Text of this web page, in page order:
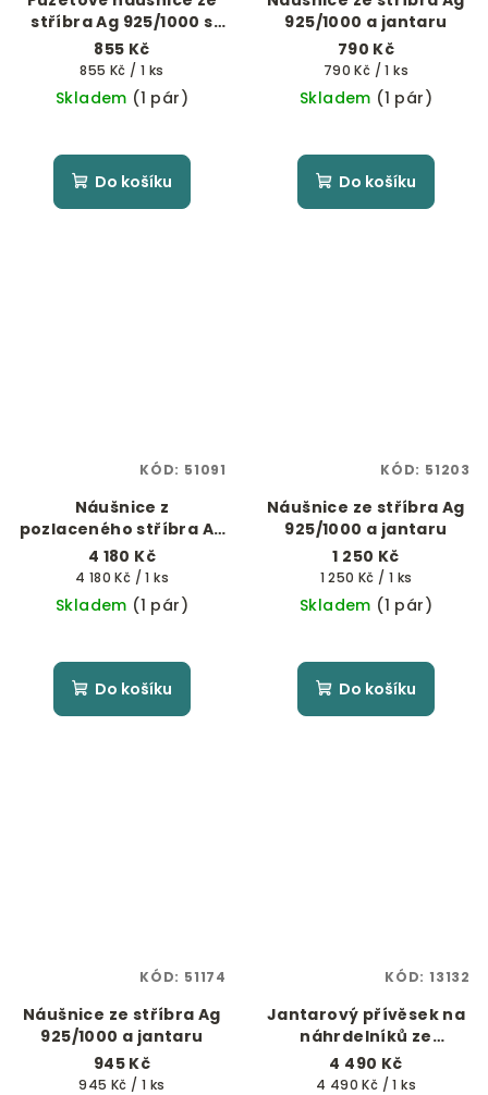
stříbra Ag 925/1000 s
jantarem
855 Kč
Měrná
cena:
855 Kč / 1 ks
Skladem (1 pár)
Do košíku
925/1000 a jantaru
790 Kč
Měrná
cena:
790 Kč / 1 ks
Skladem (1 pár)
Do košíku
Náušnice z
pozlaceného stříbra Ag
925/1000 a jantaru
4 180 Kč
Měrná
cena:
4 180 Kč / 1 ks
Skladem (1 pár)
Do košíku
KÓD: 51091
Náušnice ze stříbra Ag
925/1000 a jantaru
1 250 Kč
Měrná
cena:
1 250 Kč / 1 ks
Skladem (1 pár)
Do košíku
KÓD: 51203
Náušnice ze stříbra Ag
925/1000 a jantaru
945 Kč
Měrná
945 Kč / 1 ks
KÓD: 51174
Jantarový přívěsek na
náhrdelníků ze
skleněných korálků
4 490 Kč
Měrná
4 490 Kč / 1 ks
KÓD: 13132